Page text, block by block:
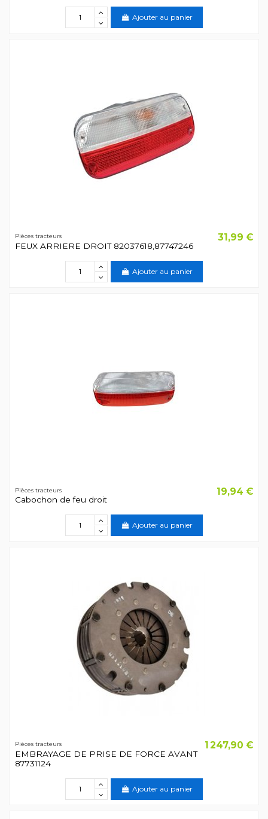
Ajouter au panier
Pièces tracteurs
FEUX ARRIERE DROIT 82037618,87747246
31,99 €
Ajouter au panier
Pièces tracteurs
Cabochon de feu droit
19,94 €
Ajouter au panier
Pièces tracteurs
EMBRAYAGE DE PRISE DE FORCE AVANT
87731124
1 247,90 €
Ajouter au panier